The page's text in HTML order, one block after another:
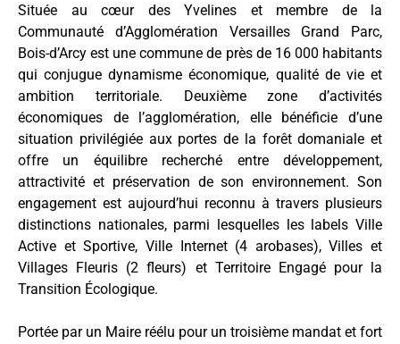
Située au cœur des Yvelines et membre de la
Communauté d’Agglomération Versailles Grand Parc,
Bois-d’Arcy est une commune de près de 16 000 habitants
qui conjugue dynamisme économique, qualité de vie et
ambition territoriale. Deuxième zone d’activités
économiques de l’agglomération, elle bénéficie d’une
situation privilégiée aux portes de la forêt domaniale et
offre un équilibre recherché entre développement,
attractivité et préservation de son environnement. Son
engagement est aujourd’hui reconnu à travers plusieurs
distinctions nationales, parmi lesquelles les labels Ville
Active et Sportive, Ville Internet (4 arobases), Villes et
Villages Fleuris (2 fleurs) et Territoire Engagé pour la
Transition Écologique.
Portée par un Maire réélu pour un troisième mandat et fort